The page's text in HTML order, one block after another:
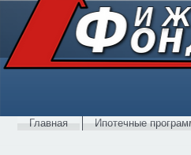
Главная Ипотечные